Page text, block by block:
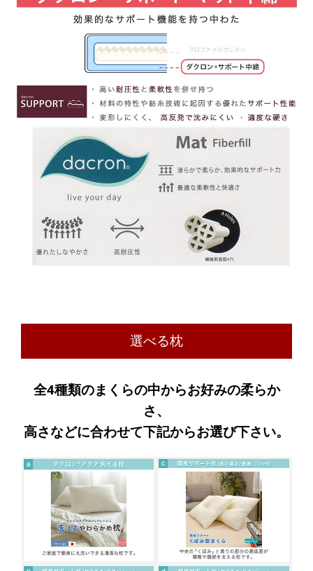
選べる枕
全4種類のまくらの中からお好みの柔らか
さ、
高さなどに合わせて下記からお選び下さい。